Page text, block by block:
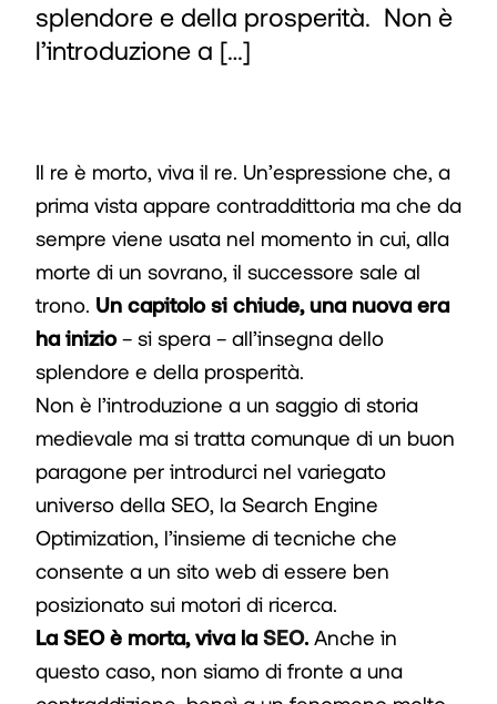
splendore e della prosperità. Non è
l’introduzione a […]
Il re è morto, viva il re. Un’espressione che, a
prima vista appare contraddittoria ma che da
sempre viene usata nel momento in cui, alla
morte di un sovrano, il successore sale al
trono. Un capitolo si chiude, una nuova era
ha inizio– si spera – all’insegna dello
splendore e della prosperità.
Non è l’introduzione a un saggio di storia
medievale ma si tratta comunque di un buon
paragone per introdurci nel variegato
universo della SEO, la Search Engine
Optimization, l’insieme di tecniche che
consente a un sito web di essere ben
posizionato sui motori di ricerca.
La SEO è morta, viva laSEO. Anche in
questo caso, non siamo di fronte a una